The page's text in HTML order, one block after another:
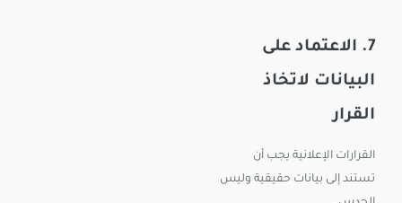
7. الاعتماد على
البيانات لاتخاذ
القرار
القرارات الإعلانية يجب أن
تستند إلى بيانات حقيقية وليس